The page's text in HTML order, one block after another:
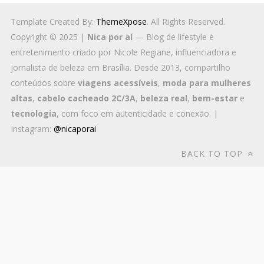
Template Created By: ThemeXpose. All Rights Reserved.
Copyright © 2025 | Nica por aí— Blog de lifestyle e
entretenimento criado por Nicole Regiane, influenciadora e
jornalista de beleza em Brasília. Desde 2013, compartilho
conteúdos sobre viagens acessíveis, moda para mulheres
altas, cabelo cacheado 2C/3A, beleza real, bem-estare
tecnologia, com foco em autenticidade e conexão. |
Instagram: @nicaporai
BACK TO TOP